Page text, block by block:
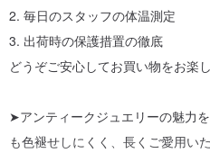
2. 毎日のスタッフの体温測定
3. 出荷時の保護措置の徹底
どうぞご安心してお買い物をお楽
➤アンティークジュエリーの魅力
も色褪せしにくく、長くご愛用いた